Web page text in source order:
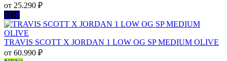
от 25.290 ₽
TOP
TRAVIS SCOTT X JORDAN 1 LOW OG SP MEDIUM OLIVE
от 60.990 ₽